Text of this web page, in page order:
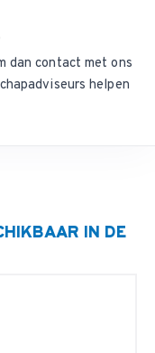
dancontact met ons
helpen
IN DE